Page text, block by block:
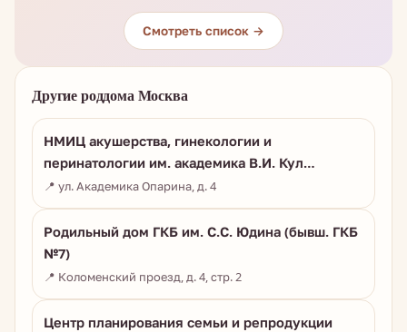
Смотреть список →
Другие роддома Москва
НМИЦ акушерства, гинекологии и
перинатологии им. академика В.И. Кул…
📍 ул. Академика Опарина, д. 4
Родильный дом ГКБ им. С.С. Юдина (бывш. ГКБ
№7)
📍 Коломенский проезд, д. 4, стр. 2
Центр планирования семьи и репродукции